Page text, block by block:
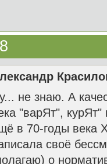
не знаю. А
"варЯт",
в 70-годы века
своё
о